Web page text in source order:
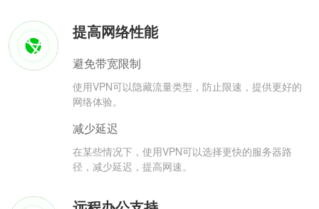
提高网络性能
避免带宽限制
使用VPN可以隐藏流量类型，防止限速，提供更好的
网络体验。
减少延迟
在某些情况下，使用VPN可以选择更快的服务器路
径，减少延迟，提高网速。